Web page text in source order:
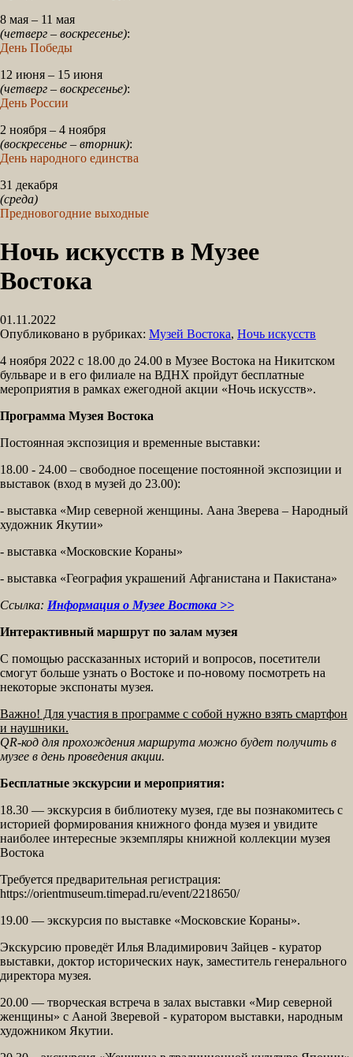
8 мая – 11 мая
(четверг – воскресенье):
День Победы
12 июня – 15 июня
(четверг – воскресенье):
День России
2 ноября – 4 ноября
(воскресенье – вторник):
День народного единства
31 декабря
(среда)
Предновогодние выходные
Ночь искусств в Музее
Востока
01.11.2022
Опубликовано в рубриках: Музей Востока, Ночь искусств
4 ноября 2022 с 18.00 до 24.00 в Музее Востока на Никитском
бульваре и в его филиале на ВДНХ пройдут бесплатные
мероприятия в рамках ежегодной акции «Ночь искусств».
Программа Музея Востока
Постоянная экспозиция и временные выставки:
18.00 - 24.00 – свободное посещение постоянной экспозиции и
выставок (вход в музей до 23.00):
- выставка «Мир северной женщины. Аана Зверева – Народный
художник Якутии»
- выставка «Московские Кораны»
- выставка «География украшений Афганистана и Пакистана»
Ссылка: Информация о Музее Востока >>
Интерактивный маршрут по залам музея
С помощью рассказанных историй и вопросов, посетители
смогут больше узнать о Востоке и по-новому посмотреть на
некоторые экспонаты музея.
Важно! Для участия в программе с собой нужно взять смартфон
и наушники.
QR-код для прохождения маршрута можно будет получить в
музее в день проведения акции.
Бесплатные экскурсии и мероприятия:
18.30 — экскурсия в библиотеку музея, где вы познакомитесь с
историей формирования книжного фонда музея и увидите
наиболее интересные экземпляры книжной коллекции музея
Востока
Требуется предварительная регистрация:
https://orientmuseum.timepad.ru/event/2218650/
19.00 — экскурсия по выставке «Московские Кораны».
Экскурсию проведёт Илья Владимирович Зайцев - куратор
выставки, доктор исторических наук, заместитель генерального
директора музея.
20.00 — творческая встреча в залах выставки «Мир северной
женщины» с Ааной Зверевой - куратором выставки, народным
художником Якутии.